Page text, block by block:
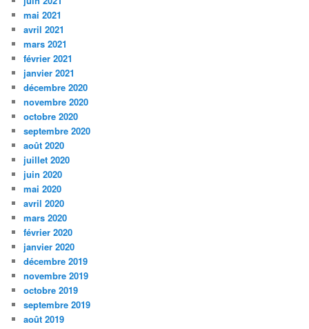
mai 2021
avril 2021
mars 2021
février 2021
janvier 2021
décembre 2020
novembre 2020
octobre 2020
septembre 2020
août 2020
juillet 2020
juin 2020
mai 2020
avril 2020
mars 2020
février 2020
janvier 2020
décembre 2019
novembre 2019
octobre 2019
septembre 2019
août 2019